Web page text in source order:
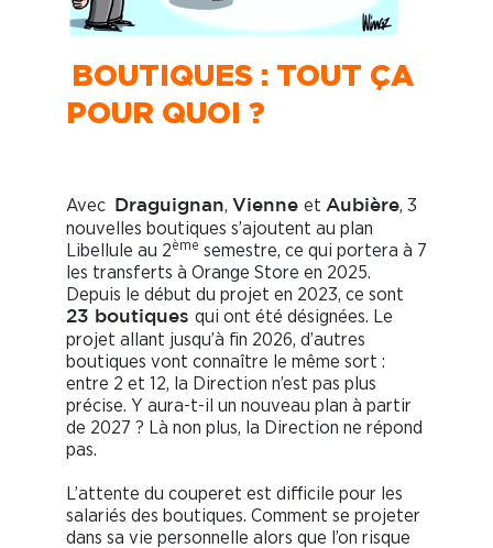
BOUTIQUES : TOUT ÇA
POUR QUOI ?
Avec Draguignan, Vienne et Aubière, 3
nouvelles boutiques s’ajoutent au plan
Libellule au 2ème semestre, ce qui portera à 7
les transferts à Orange Store en 2025.
Depuis le début du projet en 2023, ce sont
23 boutiques qui ont été désignées. Le
projet allant jusqu’à fin 2026, d’autres
boutiques vont connaître le même sort :
entre 2 et 12, la Direction n’est pas plus
précise. Y aura-t-il un nouveau plan à partir
de 2027 ? Là non plus, la Direction ne répond
pas.
L’attente du couperet est difficile pour les
salariés des boutiques. Comment se projeter
dans sa vie personnelle alors que l’on risque